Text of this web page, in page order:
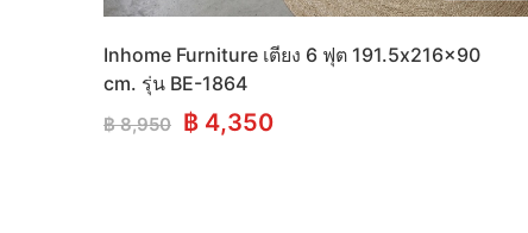
Inhome Furniture เตียง 6 ฟุต 191.5x216x90
cm. รุ่น BE-1864
฿8,950 Original
฿ 4,350Current